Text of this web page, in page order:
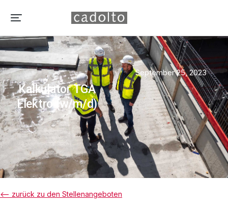
Kalkulator TGA
Elektro (w/m/d)
September 25, 2023
<– zurück zu den Stellenangeboten